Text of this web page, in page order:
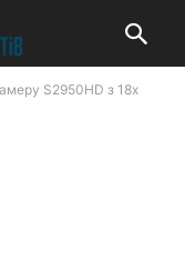
S2950HD з 18х